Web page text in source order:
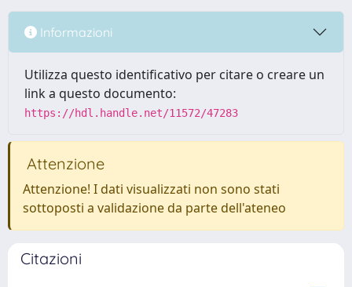
Informazioni
Utilizza questo identificativo per citare o creare un
link a questo documento:
https://hdl.handle.net/11572/47283
Attenzione
Attenzione! I dati visualizzati non sono stati
sottoposti a validazione da parte dell'ateneo
Citazioni